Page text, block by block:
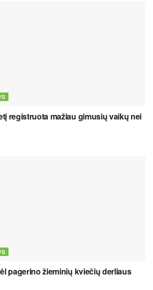
registruota mažiau gimusių vaikų nei
pagerino žieminių kviečių derliaus